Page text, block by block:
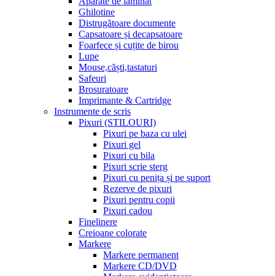
Ghilotine
Distrugătoare documente
Capsatoare și decapsatoare
Foarfece și cuțite de birou
Lupe
Mouse,căști,tastaturi
Safeuri
Brosuratoare
Imprimante & Cartridge
Instrumente de scris
Pixuri (STILOURI)
Pixuri pe baza cu ulei
Pixuri gel
Pixuri cu bila
Pixuri scrie sterg
Pixuri cu penița și pe suport
Rezerve de pixuri
Pixuri pentru copii
Pixuri cadou
Finelinere
Creioane colorate
Markere
Markere permanent
Markere CD/DVD